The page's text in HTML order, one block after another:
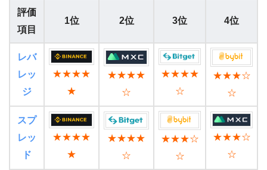
評価
項目
1位 2位 3位 4位
レバ
レッ
ジ
★★★★
★
★★★★
☆
★★★★
☆
★★★☆
☆
スプ
レッ
ド
★★★★
★
★★★★
☆
★★★☆
☆
★★★☆
☆